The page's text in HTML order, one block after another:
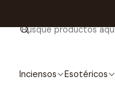
Inciensos Esotéricos